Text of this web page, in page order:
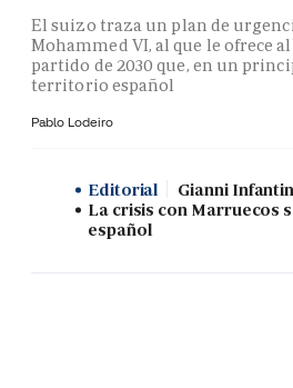
El suizo traza un plan de
Mohammed VI, al que le ofrece
partido de 2030 que, en un
territorio español
Pablo Lodeiro
Editorial
Gianni
La crisis con Marruecos
español